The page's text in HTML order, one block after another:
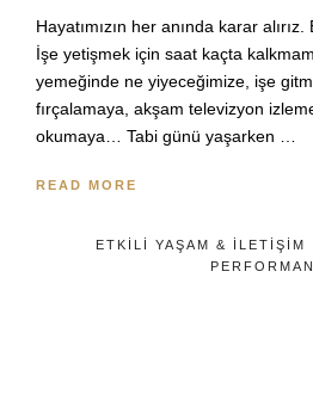
Hayatımızın her anında karar
İşe yetişmek için saat kaçta
yemeğinde ne yiyeceğimize, işe
fırçalamaya, akşam televizyon
okumaya… Tabi günü yaşarken …
READ MORE
ETKILI YAŞAM & İLETIŞIM